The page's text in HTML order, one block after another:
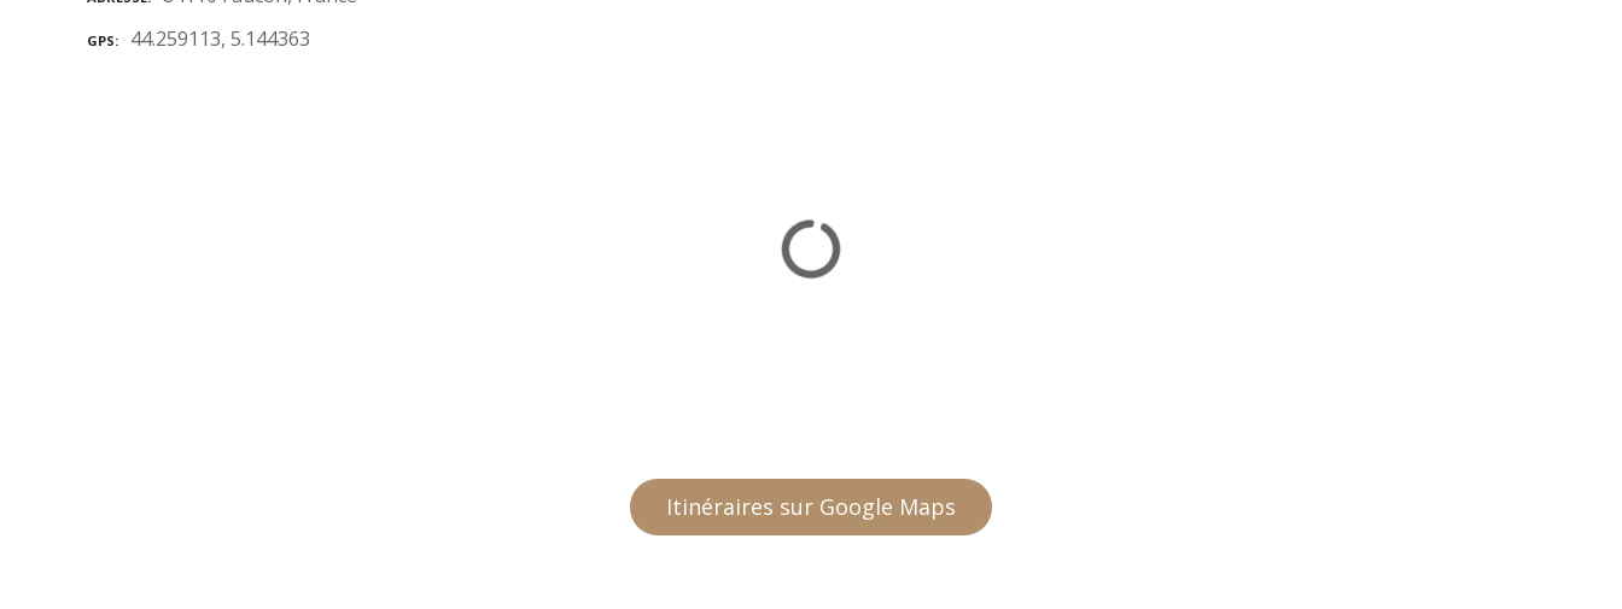
GPS 44.259113, 5.144363
Itinéraires sur Google Maps